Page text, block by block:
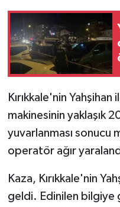
Kırıkkale'nin
makinesinin yaklaşık
yuvarlanması sonucu
operatör ağır
Kaza, Kırıkkale'nin
geldi. Edinilen bilgiye